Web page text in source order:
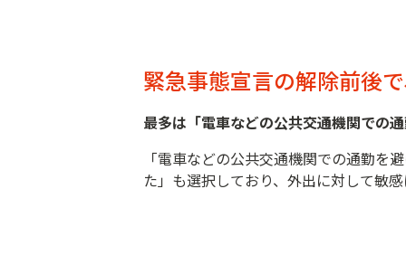
緊急事態宣言の解除前後
最多は「電車などの公共交通機関での
「電車などの公共交通機関での通勤を
た」も選択しており、外出に対して敏